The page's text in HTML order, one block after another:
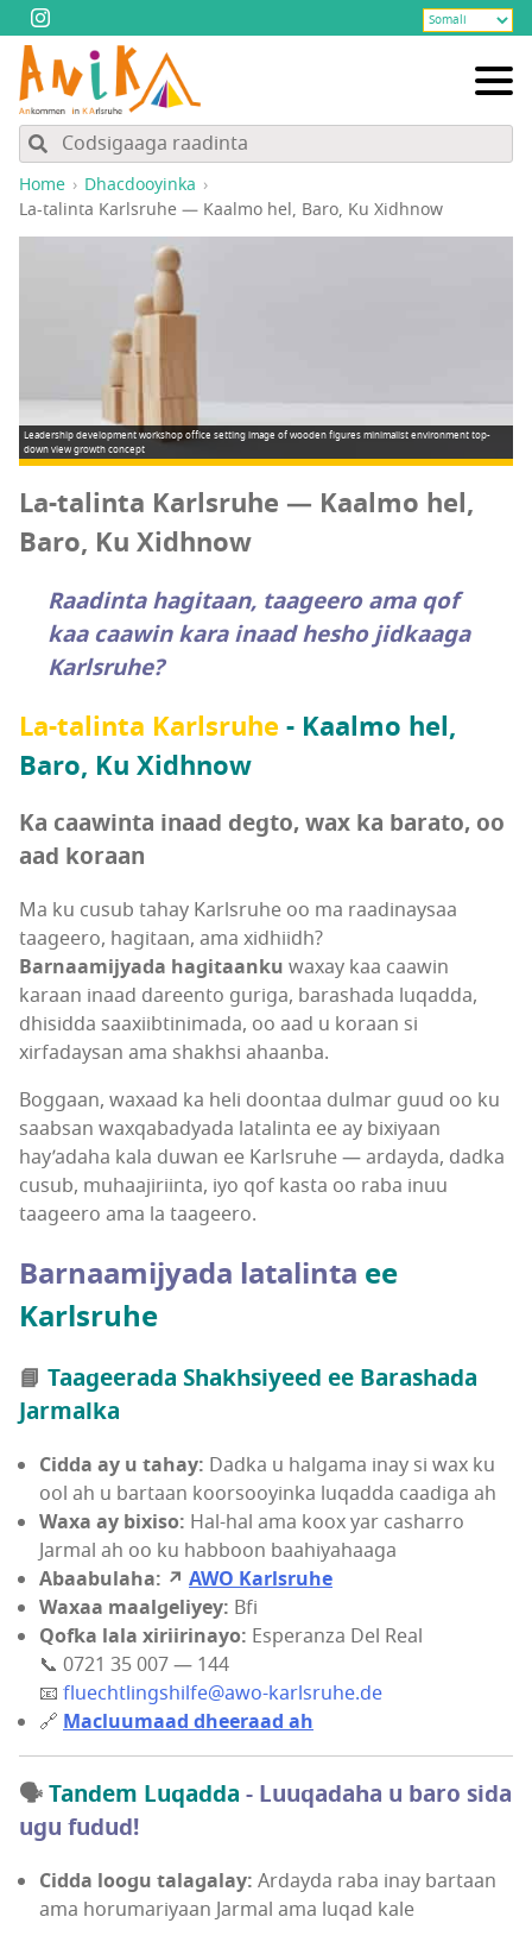
Home
Dhacdooyinka
La-talinta Karlsruhe — Kaalmo hel, Baro, Ku Xidhnow
Leadership development workshop office setting image of wooden figures minimalist environment top-
down view growth concept
La-talinta Karlsruhe — Kaalmo hel,
Baro, Ku Xidhnow
Raadinta hagitaan, taageero ama qof
kaa caawin kara inaad hesho jidkaaga
Karlsruhe?
La-talinta Karlsruhe - Kaalmo hel,
Baro, Ku Xidhnow
Ka caawinta inaad degto, wax ka barato, oo
aad koraan
Ma ku cusub tahay Karlsruhe oo ma raadinaysaa
taageero, hagitaan, ama xidhiidh?
Barnaamijyada hagitaanku waxay kaa caawin
karaan inaad dareento guriga, barashada luqadda,
dhisidda saaxiibtinimada, oo aad u koraan si
xirfadaysan ama shakhsi ahaanba.
Boggaan, waxaad ka heli doontaa dulmar guud oo ku
saabsan waxqabadyada latalinta ee ay bixiyaan
hay’adaha kala duwan ee Karlsruhe — ardayda, dadka
cusub, muhaajiriinta, iyo qof kasta oo raba inuu
taageero ama la taageero.
Barnaamijyada latalinta ee
Karlsruhe
📘 Taageerada Shakhsiyeed ee Barashada
Jarmalka
Cidda ay u tahay: Dadka u halgama inay si wax ku
ool ah u bartaan koorsooyinka luqadda caadiga ah
Waxa ay bixiso: Hal-hal ama koox yar casharro
Jarmal ah oo ku habboon baahiyahaaga
Abaabulaha: ↗ AWO Karlsruhe
Waxaa maalgeliyey: Bfi
Qofka lala xiriirinayo: Esperanza Del Real
📞 0721 35 007 — 144
📧 fluechtlingshilfe@awo-karlsruhe.de
🔗 Macluumaad dheeraad ah
🗣️Tandem Luqadda - Luuqadaha u baro sida
ugu fudud!
Cidda loogu talagalay: Ardayda raba inay bartaan
ama horumariyaan Jarmal ama luqad kale